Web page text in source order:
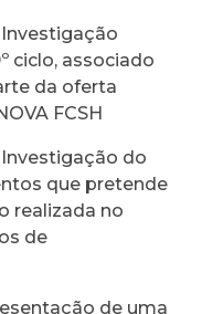
ciclo, associado
da oferta
FCSH
do
que pretende
realizada no
de
de uma